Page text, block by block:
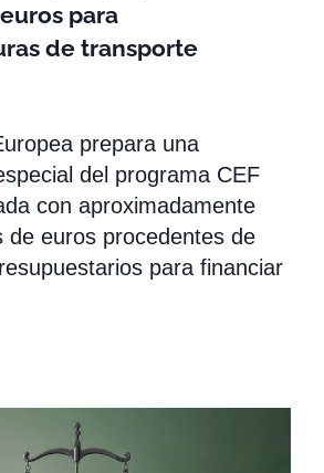
para
de transporte
prepara una
del programa CEF
con aproximadamente
de euros procedentes de
para financiar